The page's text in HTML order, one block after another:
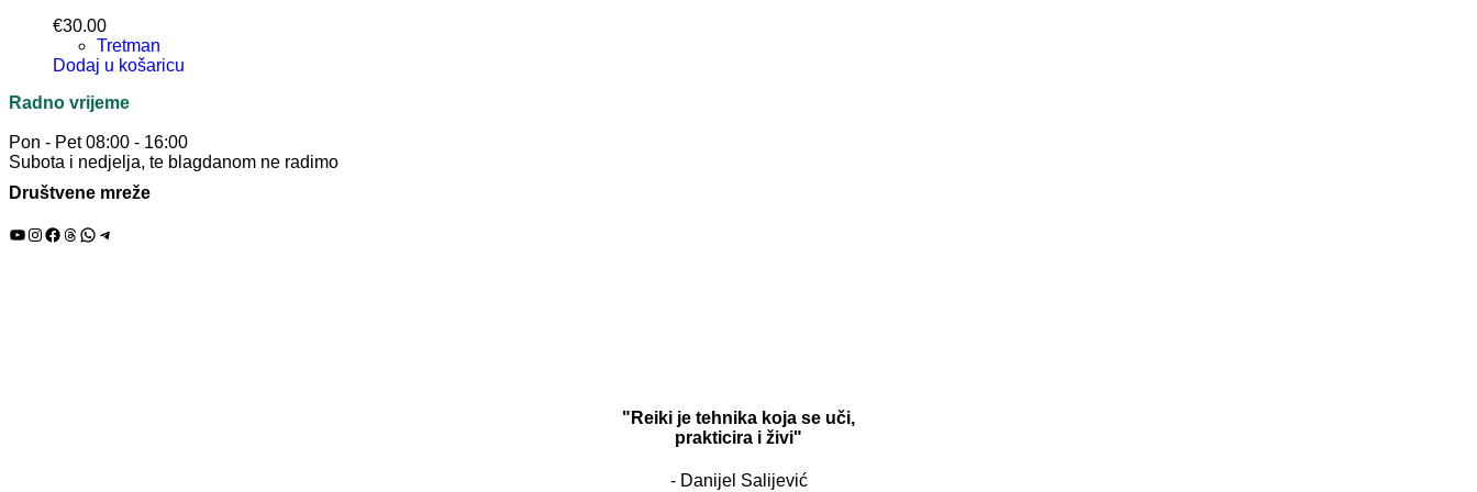
€30.00
Tretman
Dodaj u košaricu
Radno vrijeme
Pon - Pet 08:00 - 16:00
Subota i nedjelja, te blagdanom ne radimo
Društvene mreže
YouTube
Instagram
Facebook
Threads
WhatsApp
Telegram
"Reiki je tehnika koja se uči,
prakticira i živi"
- Danijel Salijević